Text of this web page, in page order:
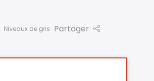
Niveaux de gris Partager